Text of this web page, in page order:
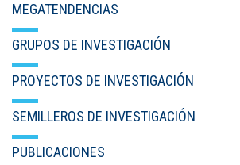
MEGATENDENCIAS
GRUPOS DE INVESTIGACIÓN
PROYECTOS DE INVESTIGACIÓN
SEMILLEROS DE INVESTIGACIÓN
PUBLICACIONES